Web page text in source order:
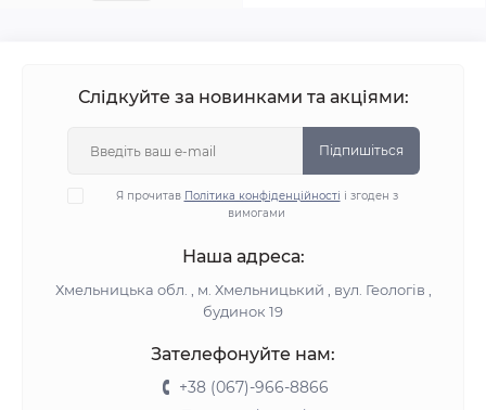
Слідкуйте за новинками та акціями:
Підпишіться
Я прочитав Політика конфіденційності і згоден з
вимогами
Наша адреса:
Хмельницька обл. , м. Хмельницький , вул. Геологів ,
будинок 19
Зателефонуйте нам:
+38 (067)-966-8866